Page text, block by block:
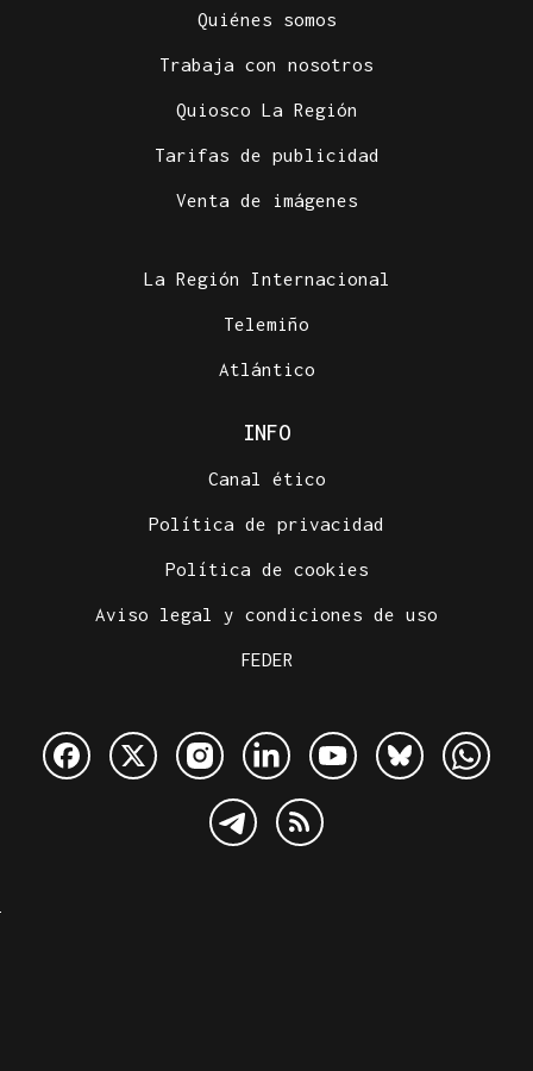
Quiénes somos
Trabaja con nosotros
Quiosco La Región
Tarifas de publicidad
Venta de imágenes
La Región Internacional
Telemiño
Atlántico
INFO
Canal ético
Política de privacidad
Política de cookies
Aviso legal y condiciones de uso
FEDER